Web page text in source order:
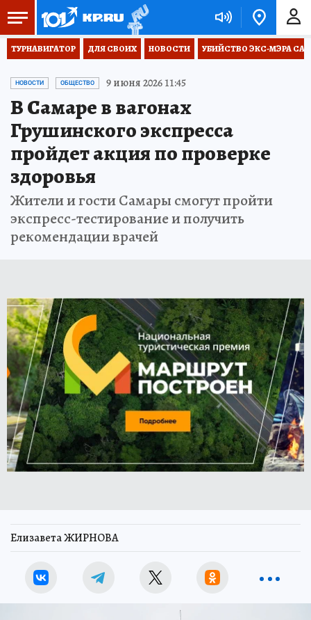
ТУРНАВИГАТОР ДЛЯ СВОИХ НОВОСТИ УБИЙСТВО ЭКС-МЭРА
НОВОСТИ ОБЩЕСТВО 9 июня 2026 11:45
В Самаре в вагонах
Грушинского экспресса
пройдет акция по проверке
здоровья
Жители и гости Самары смогут пройти
экспресс-тестирование и получить
рекомендации врачей
Елизавета ЖИРНОВА